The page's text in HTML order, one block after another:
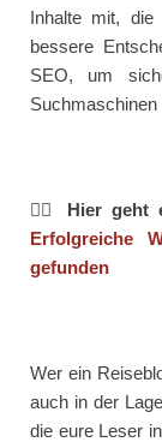
Inhalte mit, die
bessere
SEO, um
Suchmaschinen
👉🏻 Hier
Erfolgreiche
gefunden
Wer ein
auch in der
die eure Leser